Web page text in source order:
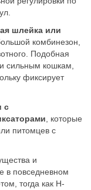
шлейка или
комбинезон,
Подобная
сильным кошкам,
фиксирует
с
, которые
питомцев с
и
в повседневном
тогда как H-